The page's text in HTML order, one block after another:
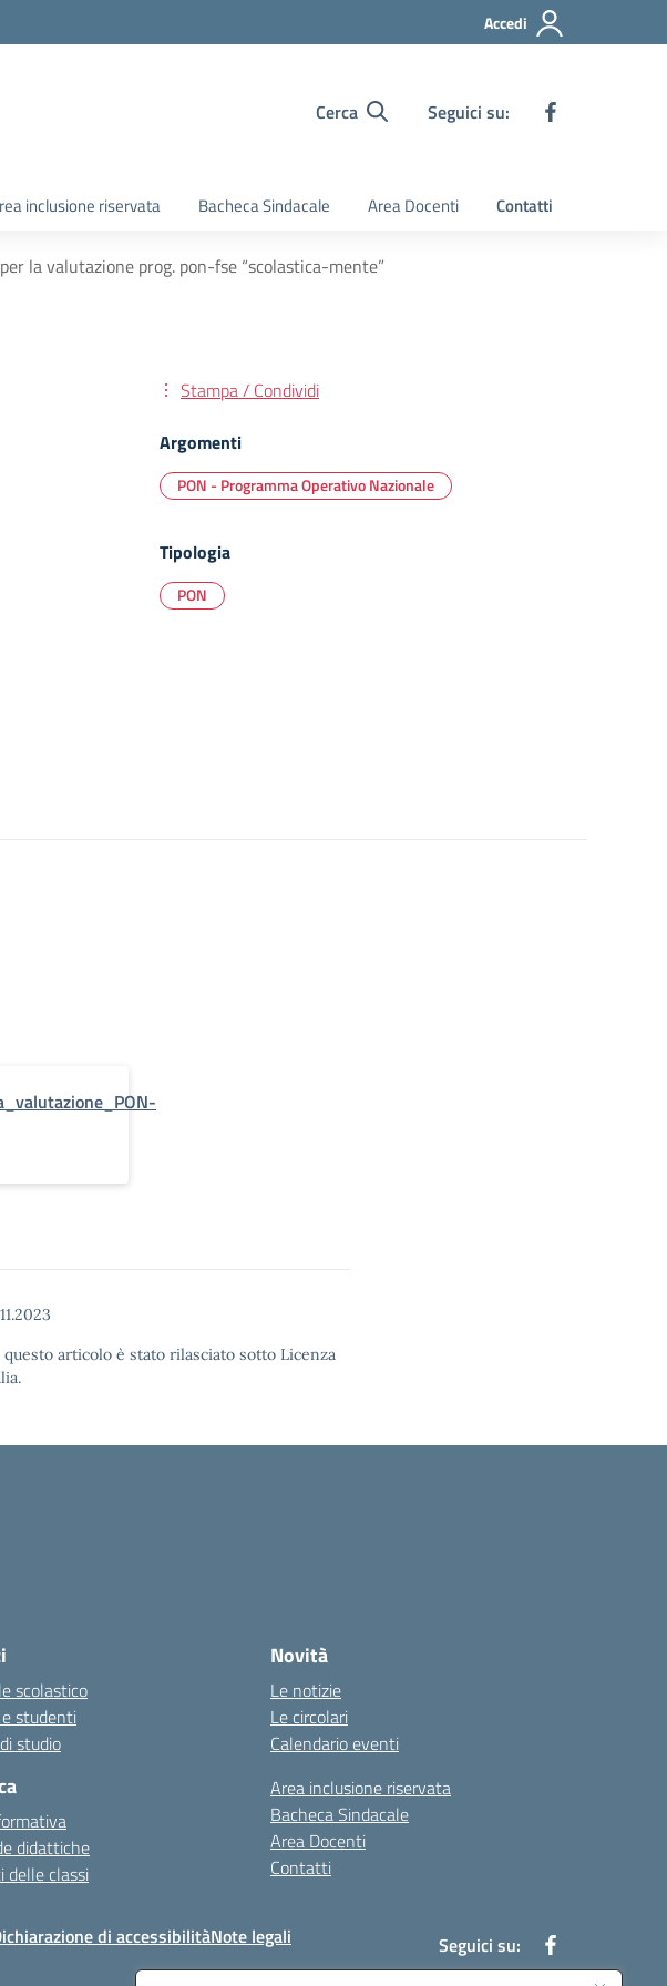
Accedi
Cerca Seguici su:
inclusione riservata Bacheca Sindacale Area Docenti Contatti
la valutazione prog. pon-fse “scolastica-mente”
Stampa / Condividi
Argomenti
PON - Programma Operativo Nazionale
Tipologia
PON
articolo è stato rilasciato sotto Licenza
scolastico
studenti
studio
didattiche
delle classi
Novità
Le notizie
Le circolari
Calendario eventi
Area inclusione riservata
Bacheca Sindacale
Area Docenti
Contatti
di accessibilitàNote legali Seguici su: